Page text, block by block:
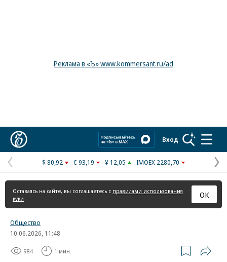
Реклама в «Ъ» www.kommersant.ru/ad
Вход
Предыдущая
страница
$ 80,92 € 93,19 ¥ 12,05 IMOEX 2280,70
Оставаясь на сайте, вы соглашаетесь с правилами использования
куки
ОК
Общество
10.06.2026, 11:48
984 1 мин.